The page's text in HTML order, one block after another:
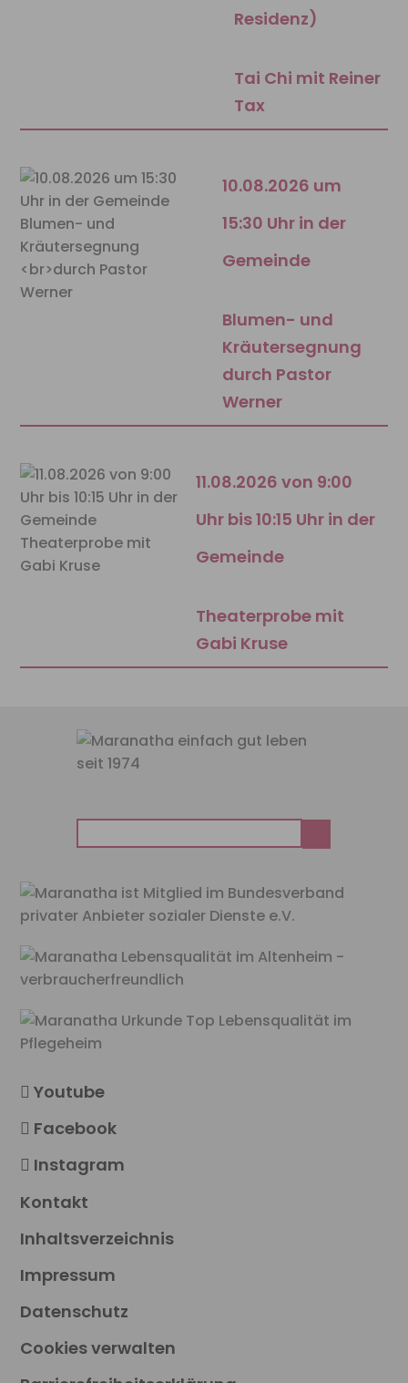
Residenz)
Tai Chi mit Reiner
Tax
10.08.2026 um
15:30 Uhr in der
Gemeinde
Blumen- und
Kräutersegnung
durch Pastor
Werner
11.08.2026 von 9:00
Uhr bis 10:15 Uhr in der
Gemeinde
Theaterprobe mit
Gabi Kruse
nach:
Youtube
Facebook
Instagram
Kontakt
Inhaltsverzeichnis
Impressum
Datenschutz
Cookies verwalten